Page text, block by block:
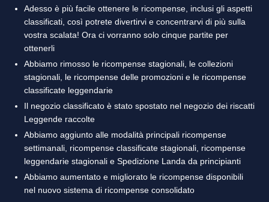
Adesso è più facile ottenere le ricompense, inclusi gli aspetti
classificati, così potrete divertirvi e concentrarvi di più sulla
vostra scalata! Ora ci vorranno solo cinque partite per
ottenerli
Abbiamo rimosso le ricompense stagionali, le collezioni
stagionali, le ricompense delle promozioni e le ricompense
classificate leggendarie
Il negozio classificato è stato spostato nel negozio dei riscatti
Leggende raccolte
Abbiamo aggiunto alle modalità principali ricompense
settimanali, ricompense classificate stagionali, ricompense
leggendarie stagionali e Spedizione Landa da principianti
Abbiamo aumentato e migliorato le ricompense disponibili
nel nuovo sistema di ricompense consolidato